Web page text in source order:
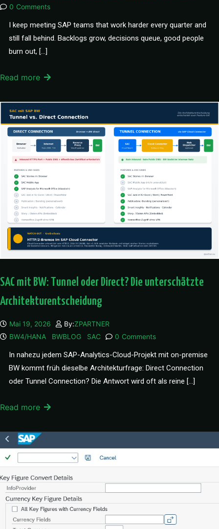
0 Comments
I keep meeting SAP teams that work harder every quarter and
still fall behind. Backlogs grow, decisions queue, good people
burn out, […]
Read more
SAC mit BW: Tunnel oder Direct? Die unterschätzte
Architekturentscheidung
Mai 19, 2026 By:ZPARTNER
BW4/HANA
BWBLOG SAC 0 Comments
In nahezu jedem SAP-Analytics-Cloud-Projekt mit on-premise
BW kommt früh dieselbe Architekturfrage: Direct Connection
oder Tunnel Connection? Die Antwort wird oft als reine […]
Read more